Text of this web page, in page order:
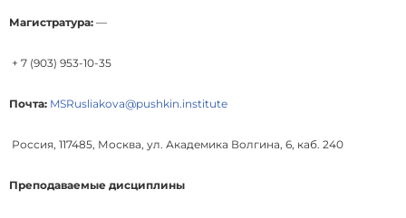
Магистратура: —
+ 7 (903) 953-10-35
Почта: MSRusliakova@pushkin.institute
Россия, 117485, Москва, ул. Академика Волгина, 6, каб. 240
Преподаваемые дисциплины